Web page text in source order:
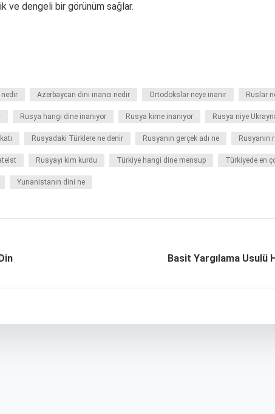
ve dengeli bir görünüm sağlar.
Azerbaycan dini inancı nedir Ortodokslar neye inanır Ruslar
Rusya hangi dine inanıyor Rusya kime inanıyor Rusya niye
Rusyadaki Türklere ne denir Rusyanın gerçek adı ne Rusyanın
Rusyayı kim kurdu Türkiye hangi dine mensup Türkiyede en
Yunanistanın dini ne
Basit Yargılama Usulü